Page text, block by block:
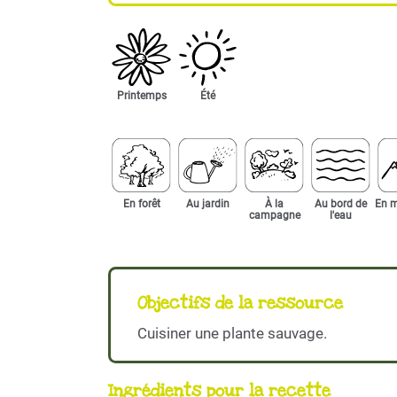
Printemps Été
En forêt Au jardin
À la
campagne
Au bord de
l'eau
En
Objectifs de la ressource
Cuisiner une plante sauvage.
Ingrédients pour la recette